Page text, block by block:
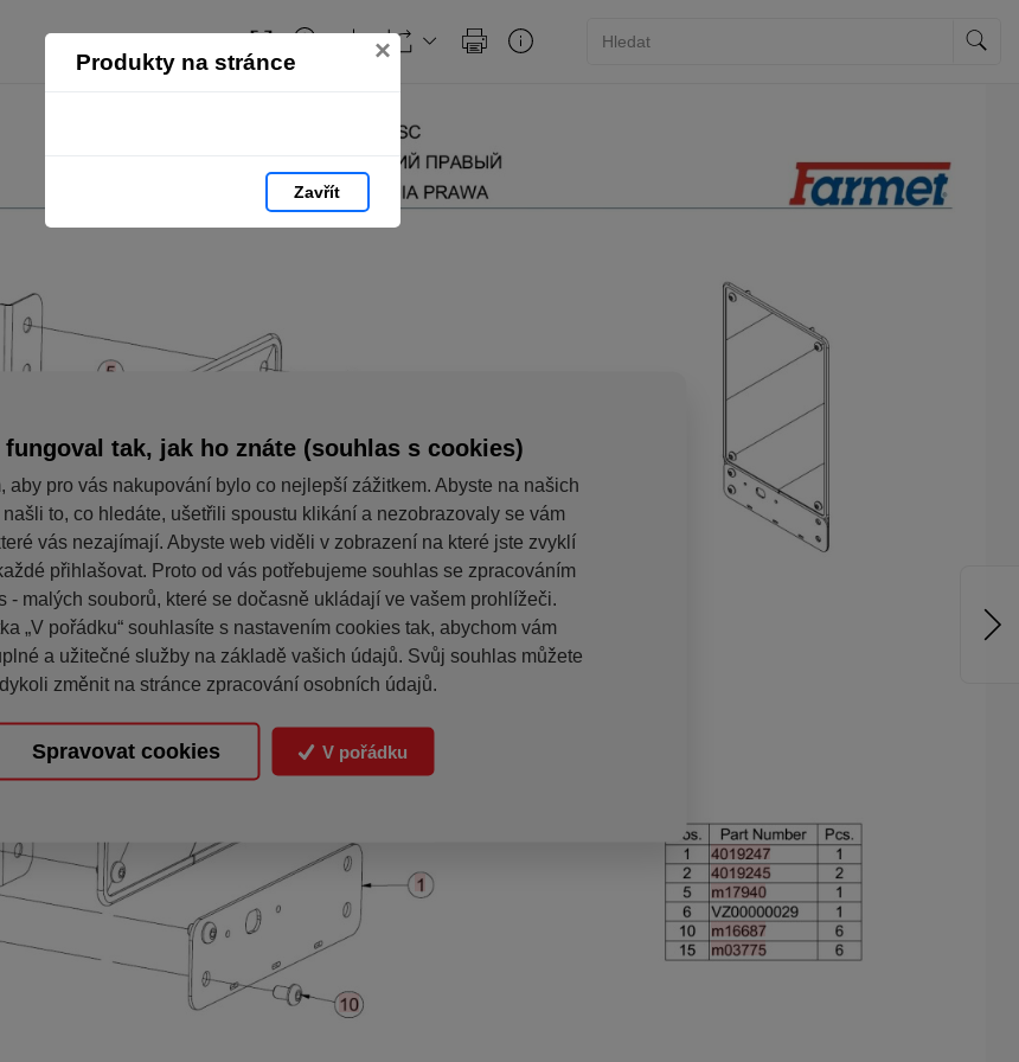
Produkty na stránce ×
Zavřít
fungoval tak, jak ho znáte (souhlas s cookies)
aby pro vás nakupování bylo co nejlepší zážitkem. Abyste na našich
to, co hledáte, ušetřili spoustu klikání a nezobrazovaly se vám
vás nezajímají. Abyste web viděli v zobrazení na které jste zvyklí
přihlašovat. Proto od vás potřebujeme souhlas se zpracováním
- malých souborů, které se dočasně ukládají ve vašem prohlížeči.
„V pořádku“ souhlasíte s nastavením cookies tak, abychom vám
a užitečné služby na základě vašich údajů. Svůj souhlas můžete
změnit na stránce zpracování osobních údajů.
Spravovat cookies V pořádku